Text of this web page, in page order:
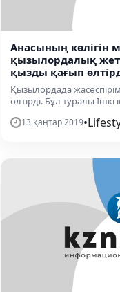
Анасының көлігін
қызылордалық
қызды қағып
Қызылордада
өлтірді. Бұл туралы Ішкі
13 қаңтар 2019•